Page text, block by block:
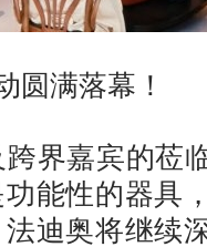
满落幕！
嘉宾的莅
能性的器具
迪奥将继续